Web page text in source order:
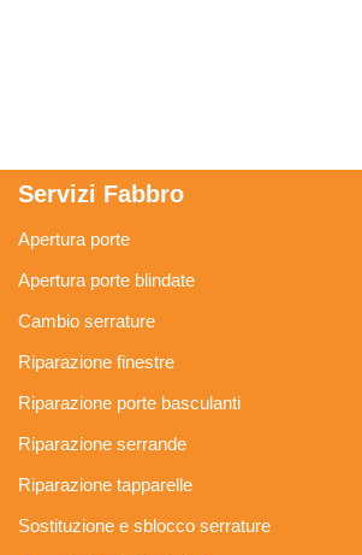
Servizi Fabbro
Apertura porte
Apertura porte blindate
Cambio serrature
Riparazione finestre
Riparazione porte basculanti
Riparazione serrande
Riparazione tapparelle
Sostituzione e sblocco serrature